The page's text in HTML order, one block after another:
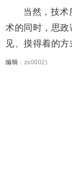
当然，技术
术的同时，思
见、摸得着的
编辑 ：zx0002)